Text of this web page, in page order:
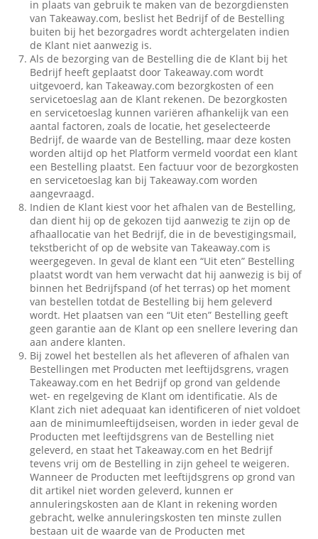
in plaats van gebruik te maken van de bezorgdiensten
van Takeaway.com, beslist het Bedrijf of de Bestelling
buiten bij het bezorgadres wordt achtergelaten indien
de Klant niet aanwezig is.
Als de bezorging van de Bestelling die de Klant bij het
Bedrijf heeft geplaatst door Takeaway.com wordt
uitgevoerd, kan Takeaway.com bezorgkosten of een
servicetoeslag aan de Klant rekenen. De bezorgkosten
en servicetoeslag kunnen variëren afhankelijk van een
aantal factoren, zoals de locatie, het geselecteerde
Bedrijf, de waarde van de Bestelling, maar deze kosten
worden altijd op het Platform vermeld voordat een klant
een Bestelling plaatst. Een factuur voor de bezorgkosten
en servicetoeslag kan bij Takeaway.com worden
aangevraagd.
Indien de Klant kiest voor het afhalen van de Bestelling,
dan dient hij op de gekozen tijd aanwezig te zijn op de
afhaallocatie van het Bedrijf, die in de bevestigingsmail,
tekstbericht of op de website van Takeaway.com is
weergegeven. In geval de klant een “Uit eten” Bestelling
plaatst wordt van hem verwacht dat hij aanwezig is bij of
binnen het Bedrijfspand (of het terras) op het moment
van bestellen totdat de Bestelling bij hem geleverd
wordt. Het plaatsen van een “Uit eten” Bestelling geeft
geen garantie aan de Klant op een snellere levering dan
aan andere klanten.
Bij zowel het bestellen als het afleveren of afhalen van
Bestellingen met Producten met leeftijdsgrens, vragen
Takeaway.com en het Bedrijf op grond van geldende
wet- en regelgeving de Klant om identificatie. Als de
Klant zich niet adequaat kan identificeren of niet voldoet
aan de minimumleeftijdseisen, worden in ieder geval de
Producten met leeftijdsgrens van de Bestelling niet
geleverd, en staat het Takeaway.com en het Bedrijf
tevens vrij om de Bestelling in zijn geheel te weigeren.
Wanneer de Producten met leeftijdsgrens op grond van
dit artikel niet worden geleverd, kunnen er
annuleringskosten aan de Klant in rekening worden
gebracht, welke annuleringskosten ten minste zullen
bestaan uit de waarde van de Producten met